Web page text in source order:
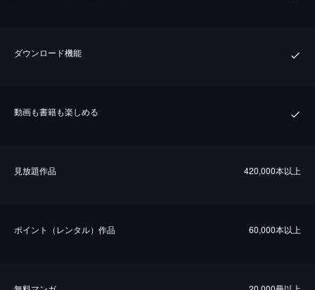
ダウンロード機能
動画も書籍も楽しめる
⾒放題作品 420,000本以上
ポイント（レンタル）作品 60,000本以上